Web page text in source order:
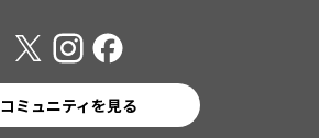
コミュニティを見る